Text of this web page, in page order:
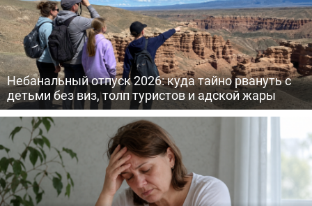
Небанальный отпуск 2026: куда тайно рвануть с
детьми без виз, толп туристов и адской жары